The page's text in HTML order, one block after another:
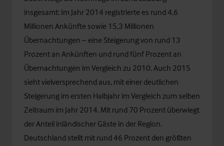
insgesamt: Im Jahr 2014 registrierte es rund 4,6
Millionen Ankünfte sowie 15,3 Millionen
Übernachtungen – eine Steigerung von rund 13
Prozent an Ankünften und rund fünf Prozent an
Übernachtungen im Vergleich zu 2010. Auch 2015
sieht vielversprechend aus, mit einer deutlichen
Steigerung im ersten Halbjahr im Vergleich zum selben
Zeitraum im Jahr 2014. Mit rund 70 Prozent überwiegt
der Anteil inländischer Gäste in der Region.
Deutschland stellt mit rund 46 Prozent den größten